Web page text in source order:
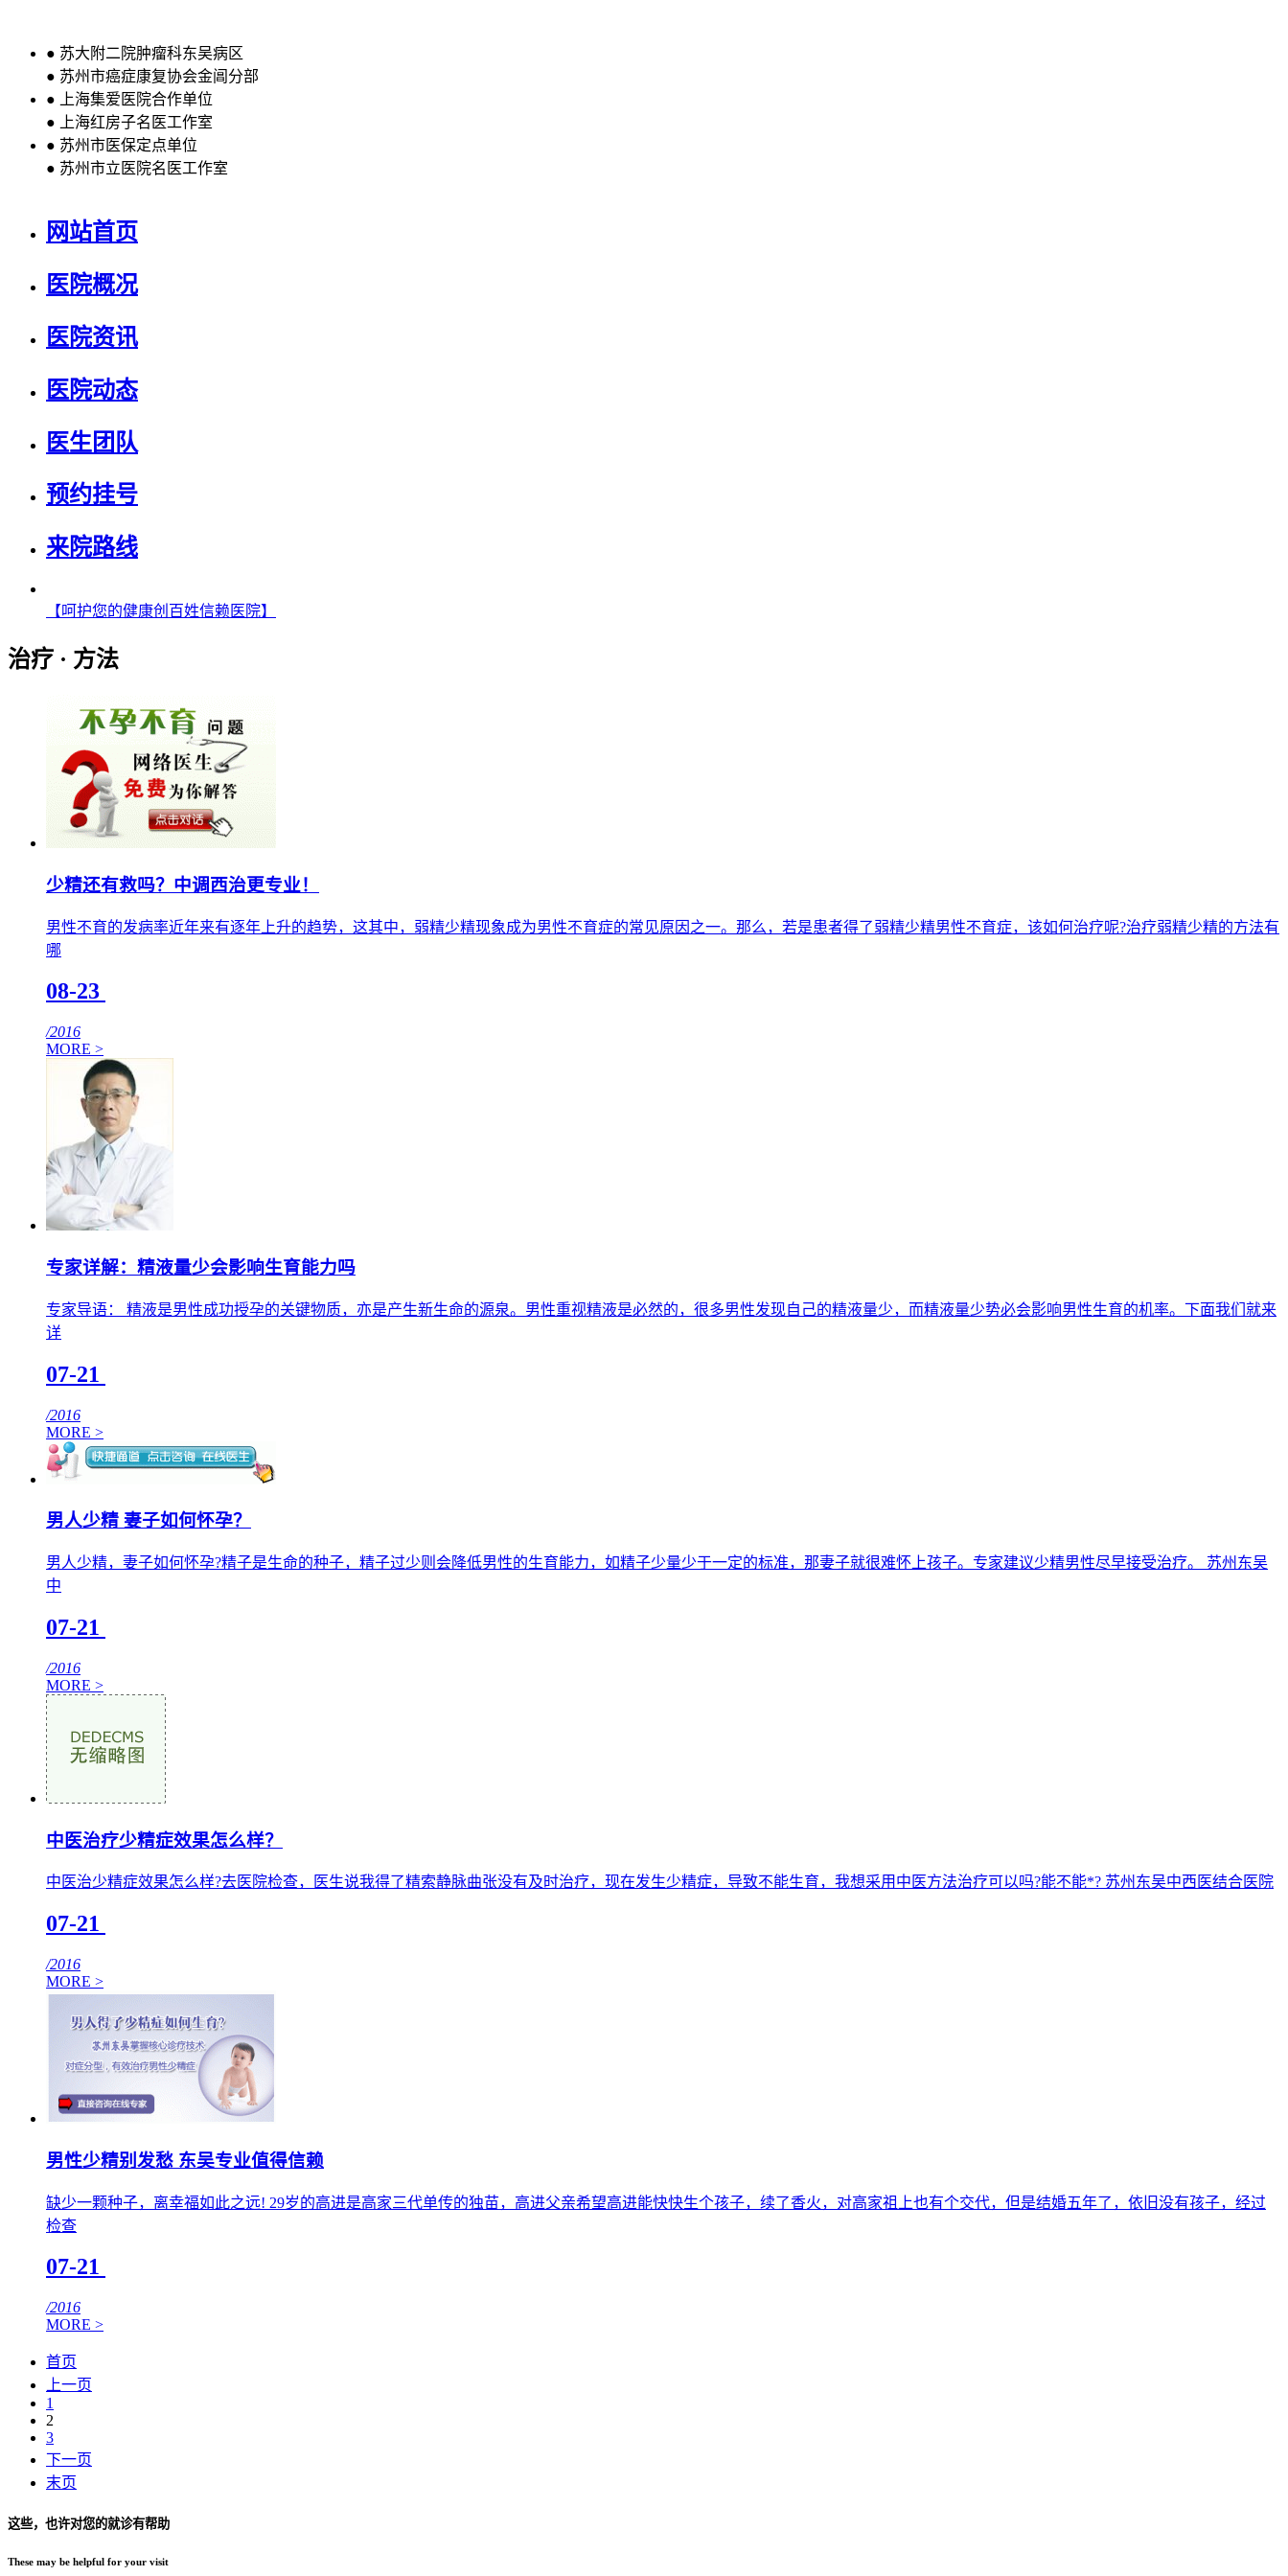
● 苏大附二院肿瘤科东吴病区
● 苏州市癌症康复协会金阊分部
● 上海集爱医院合作单位
● 上海红房子名医工作室
● 苏州市医保定点单位
● 苏州市立医院名医工作室
网站首页
医院概况
医院资讯
医院动态
医生团队
预约挂号
来院路线
【呵护您的健康创百姓信赖医院】
治疗 · 方法
少精还有救吗？中调西治更专业！
男性不育的发病率近年来有逐年上升的趋势，这其中，弱精少精现象成为男性不育症的常见原因之一。那么，若是患者得了弱精少精男性不育症，该如何治疗呢?治疗弱精少精的方法有
哪
08-23
/2016
MORE >
专家详解：精液量少会影响生育能力吗
专家导语： 精液是男性成功授孕的关键物质，亦是产生新生命的源泉。男性重视精液是必然的，很多男性发现自己的精液量少，而精液量少势必会影响男性生育的机率。下面我们就来
详
07-21
/2016
MORE >
男人少精 妻子如何怀孕？
男人少精，妻子如何怀孕?精子是生命的种子，精子过少则会降低男性的生育能力，如精子少量少于一定的标准，那妻子就很难怀上孩子。专家建议少精男性尽早接受治疗。 苏州东吴
中
07-21
/2016
MORE >
中医治疗少精症效果怎么样？
中医治少精症效果怎么样?去医院检查，医生说我得了精索静脉曲张没有及时治疗，现在发生少精症，导致不能生育，我想采用中医方法治疗可以吗?能不能*? 苏州东吴中西医结合医院
07-21
/2016
MORE >
男性少精别发愁 东吴专业值得信赖
缺少一颗种子，离幸福如此之远! 29岁的高进是高家三代单传的独苗，高进父亲希望高进能快快生个孩子，续了香火，对高家祖上也有个交代，但是结婚五年了，依旧没有孩子，经过
检查
07-21
/2016
MORE >
首页
上一页
1
2
3
下一页
末页
这些，也许对您的就诊有帮助
These may be helpful for your visit